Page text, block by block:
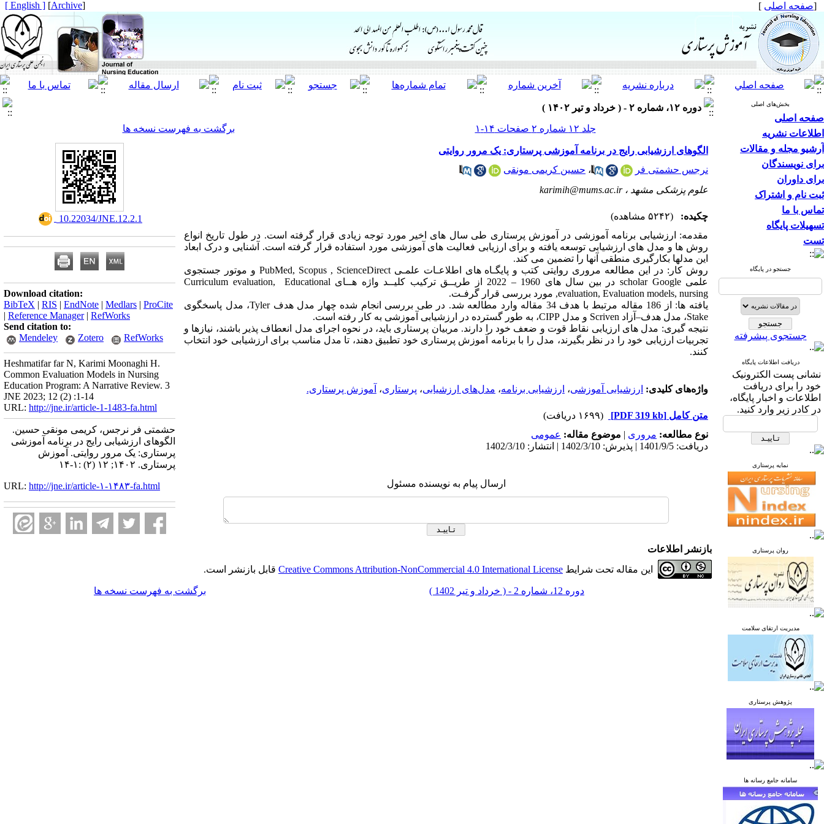
[صفحه اصلی ]
[
Archive
]
[ English ]
بخش‌های اصلی
صفحه اصلی
اطلاعات نشریه
آرشیو مجله و مقالات
برای نویسندگان
برای داوران
ثبت نام و اشتراک
تماس با ما
تسهیلات پایگاه
تست
جستجو در پایگاه
جستجوی پیشرفته
دریافت اطلاعات پایگاه
نشانی پست الکترونیک
خود را برای دریافت
اطلاعات و اخبار پایگاه،
در کادر زیر وارد کنید.
نمایه پرستاری
روان پرستاری
مدیریت ارتقای سلامت
پژوهش پرستاری
سامانه جامع رسانه ها
دوره ۱۲، شماره ۲ - ( خرداد و تیر ۱۴۰۲ )
جلد ۱۲ شماره ۲ صفحات ۱۴-۱
برگشت به فهرست نسخه ها
الگوهای ارزشیابی رایج در برنامه آموزشی پرستاری: یک مرور روایتی
نرجس حشمتی فر
، حسین کریمی مونقی
علوم پزشکی مشهد ،karimih@mums.ac.ir
چکیده:
(۵۲۴۲ مشاهده)
مقدمه: ارزشیابی برنامه آموزشی در آموزش پرستاری طی سال های اخیر مورد توجه زیادی قرار گرفته است. در طول تاریخ انواع
روش ها و مدل های ارزشیابی توسعه یافته و برای ارزیابی فعالیت های آموزشی مورد استفاده قرار گرفته است. آشنایی و درک ابعاد
این مدلها بکارگیری منطقی آنها را تضمین می کند.
روش کار: در این مطالعه مروری روایتی کتب و پایگـاه های اطلاعـات علمـی PubMed, Scopus , ScienceDirect و موتور جستجوی
علمی scholar Google در بین سال های 1960 – 2022 از طریــق ترکیب کلیــد واژه هــای Curriculum evaluation, Educational
evaluation, Evaluation models, nursing, مورد بررسی قرار گرفـت.
یافته ها: از 186 مقاله مرتبط با هدف 34 مقاله وارد مطالعه شد. در طی بررسی انجام شده چهار مدل هدف Tyler، مدل پاسخگوی
Stake، مدل هدف–آزاد Scriven و مدل CIPP، به طور گسترده در ارزشیابی آموزشی به کار رفته است.
نتیجه گیری: مدل های ارزیابی نقاط قوت و ضعف خود را دارند. مربیان پرستاری باید، در نحوه اجرای مدل انعطاف پذیر باشند، نیازها و
تجربیات ارزیابی خود را در نظر بگیرند، مدل را با برنامه آموزش پرستاری خود تطبیق دهند، تا مدل مناسب برای ارزشیابی خود انتخاب
کنند.
واژه‌های کلیدی: ارزشیابی آموزشی، ارزشیابی برنامه، مدل‌های ارزشیابی، پرستاری، آموزش پرستاری.
متن کامل [PDF 319 kb]
(۱۶۹۹ دریافت)
نوع مطالعه: مروری | موضوع مقاله: عمومى
دریافت: 1401/9/5 | پذیرش: 1402/3/10 | انتشار: 1402/3/10
ارسال پیام به نویسنده مسئول
‎ 10.22034/JNE.12.2.1
Download citation:
BibTeX | RIS | EndNote | Medlars | ProCite
| Reference Manager| RefWorks
Send citation to:
Mendeley
Zotero RefWorks
Heshmatifar far N, Karimi Moonaghi H.
Common Evaluation Models in Nursing
Education Program: A Narrative Review. 3
JNE 2023; 12 (2) :1-14
URL: http://jne.ir/article-1-1483-fa.html
حشمتی فر نرجس، کریمی مونقی حسین.
الگوهای ارزشیابی رایج در برنامه آموزشی
پرستاری: یک مرور روایتی. آموزش
پرستاری. ۱۴۰۲; ۱۲ (۲) :۱-۱۴
URL: http://jne.ir/article-۱-۱۴۸۳-fa.html
بازنشر اطلاعات
این مقاله تحت شرایط Creative Commons Attribution-NonCommercial 4.0 International License قابل بازنشر است.
دوره 12، شماره 2 - ( خرداد و تیر 1402 ) برگشت به فهرست نسخه ها